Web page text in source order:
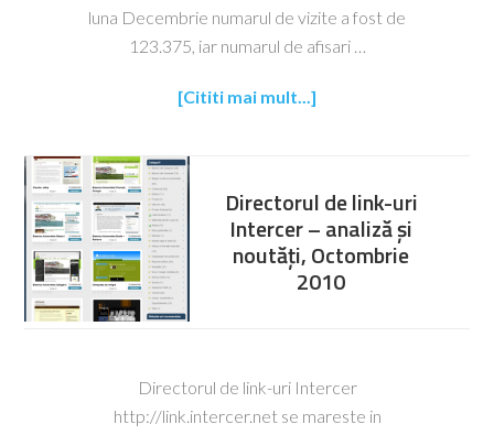
luna Decembrie numarul de vizite a fost de
123.375, iar numarul de afisari …
[Cititi mai mult...]
Directorul de link-uri
Intercer – analiză și
noutăți, Octombrie
2010
Directorul de link-uri Intercer
http://link.intercer.net se mareste in